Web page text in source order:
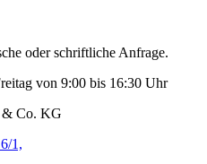
oder schriftliche Anfrage.
von 9:00 bis 16:30 Uhr
& Co. KG
1,